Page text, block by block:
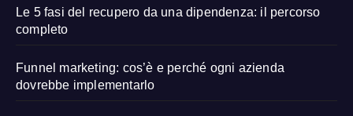
Le 5 fasi del recupero da una dipendenza: il percorso
completo
Funnel marketing: cos’è e perché ogni azienda
dovrebbe implementarlo